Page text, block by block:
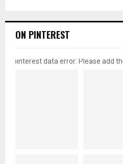
ON PINTEREST
pinterest data error: Please add